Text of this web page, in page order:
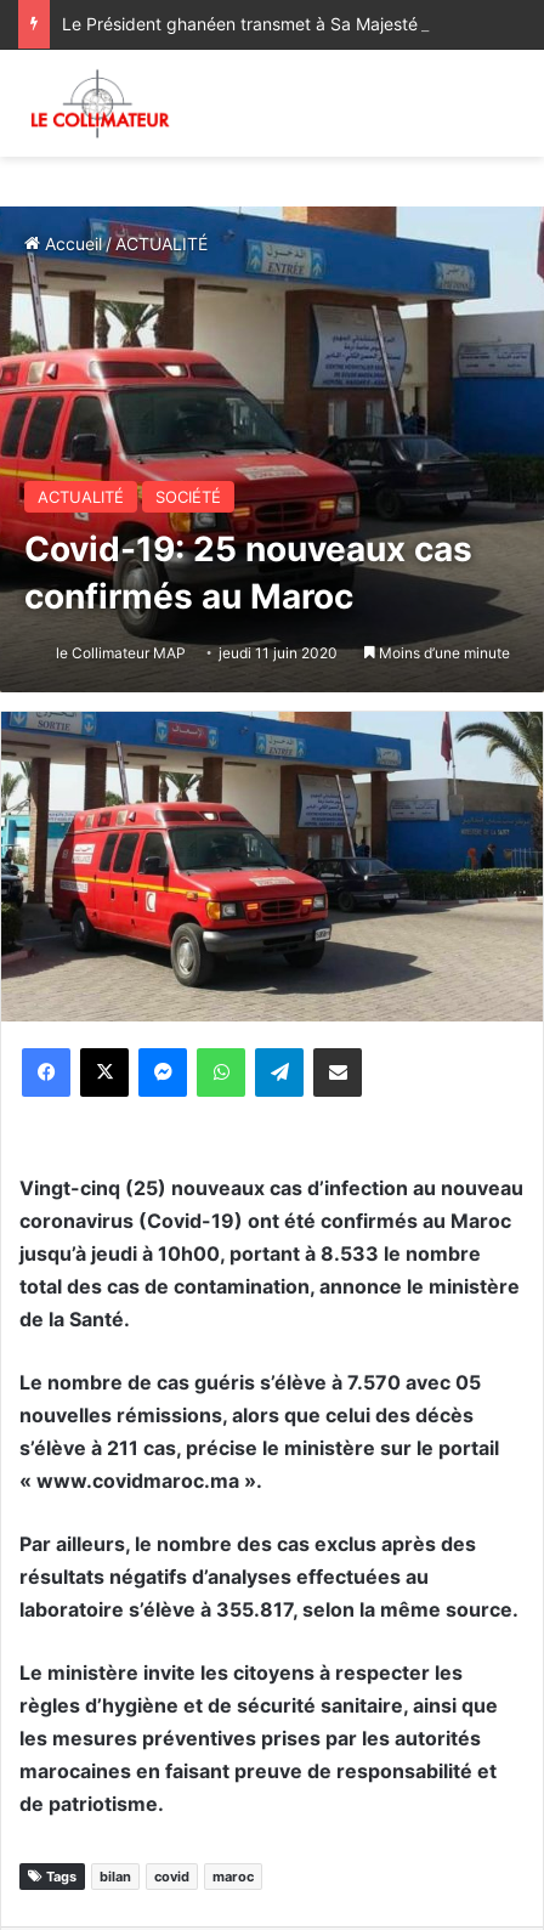
Accueil/ACTUALITÉ
ACTUALITÉ SOCIÉTÉ
Covid-19: 25 nouveaux cas
confirmés au Maroc
le Collimateur MAP jeudi 11 juin 2020 Moins d’une minute
WhatsApp Telegram
Vingt-cinq (25) nouveaux cas d’infection au nouveau
coronavirus (Covid-19) ont été confirmés au Maroc
jusqu’à jeudi à 10h00, portant à 8.533 le nombre
total des cas de contamination, annonce le ministère
de la Santé.
Le nombre de cas guéris s’élève à 7.570 avec 05
nouvelles rémissions, alors que celui des décès
s’élève à 211 cas, précise le ministère sur le portail
« www.covidmaroc.ma ».
Par ailleurs, le nombre des cas exclus après des
résultats négatifs d’analyses effectuées au
laboratoire s’élève à 355.817, selon la même source.
Le ministère invite les citoyens à respecter les
règles d’hygiène et de sécurité sanitaire, ainsi que
les mesures préventives prises par les autorités
marocaines en faisant preuve de responsabilité et
de patriotisme.
Tags bilan covid maroc